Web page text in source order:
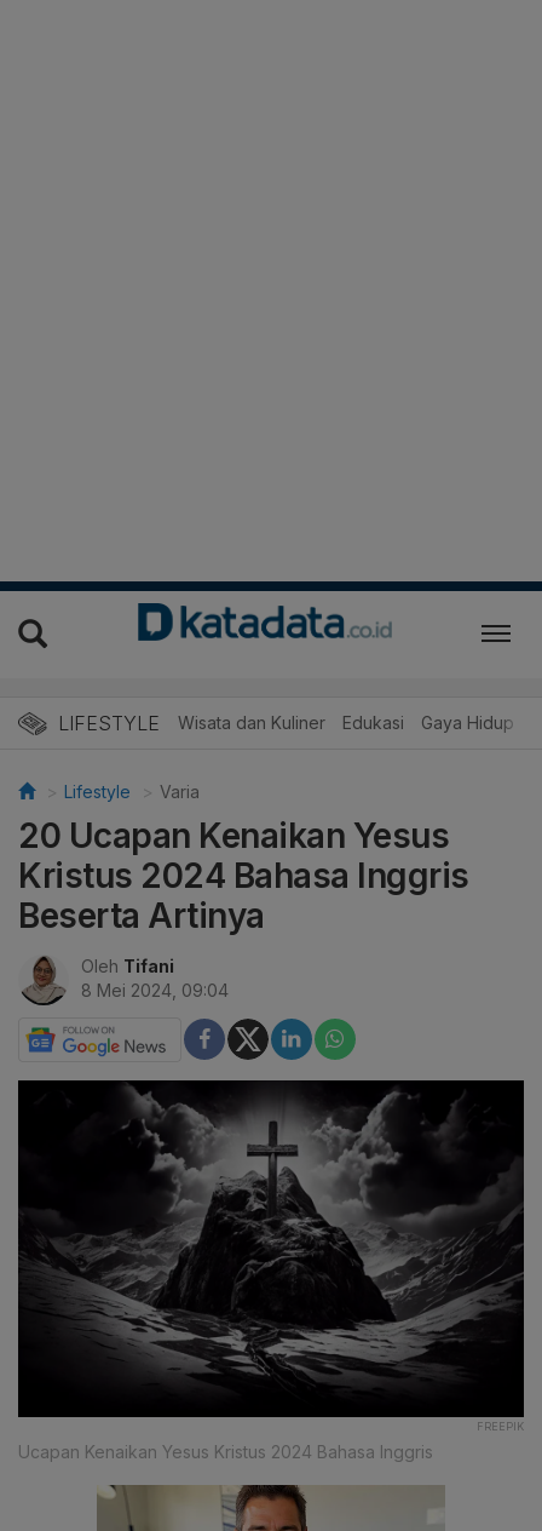
LIFESTYLE Wisata dan Kuliner Edukasi Gaya Hidup
Lifestyle Varia
20 Ucapan Kenaikan Yesus
Kristus 2024 Bahasa Inggris
Beserta Artinya
Oleh Tifani
8 Mei 2024, 09:04
FREEPIK
Ucapan Kenaikan Yesus Kristus 2024 Bahasa Inggris